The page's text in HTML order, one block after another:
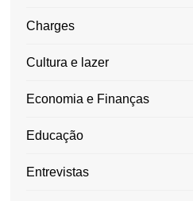
Charges
Cultura e lazer
Economia e Finanças
Educação
Entrevistas